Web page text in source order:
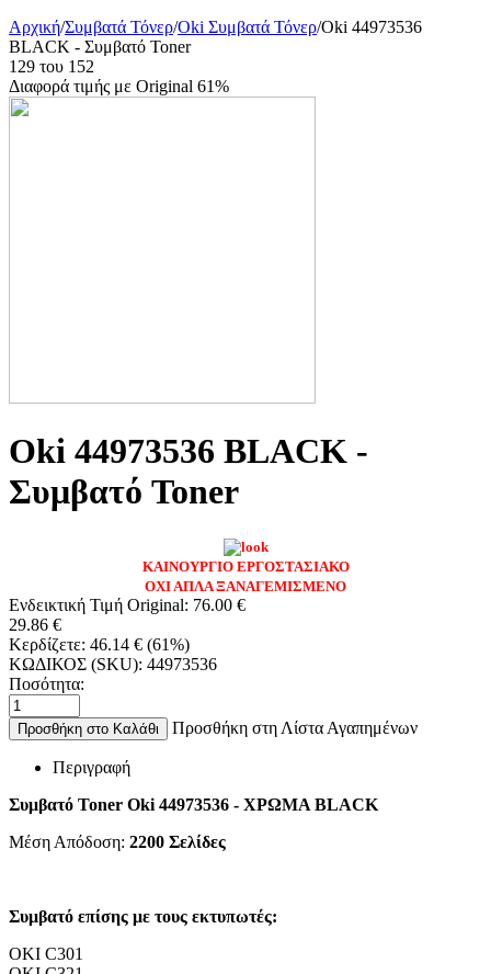
Αρχική/Συμβατά Τόνερ/Oki Συμβατά Τόνερ/Oki 44973536
BLACK - Συμβατό Toner
129 του 152
Διαφορά τιμής με Original 61%
Oki 44973536 BLACK -
Συμβατό Toner
ΚΑΙΝΟΥΡΓΙΟ ΕΡΓΟΣΤΑΣΙΑΚΟ
ΟΧΙ ΑΠΛΑ ΞΑΝΑΓΕΜΙΣΜΕΝΟ
Ενδεικτική Τιμή Original: 76.00 €
29.86 €
Κερδίζετε: 46.14 € (61%)
ΚΩΔΙΚΟΣ (SKU): 44973536
Ποσότητα:
Προσθήκη στο Καλάθι Προσθήκη στη Λίστα Αγαπημένων
Περιγραφή
Συμβατό Toner Oki 44973536 - ΧΡΩΜΑ BLACK
Μέση Απόδοση: 2200 Σελίδες
Συμβατό επίσης με τους εκτυπωτές:
OKI C301